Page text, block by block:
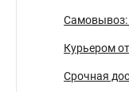
Самовывоз:
Курьером
Срочная